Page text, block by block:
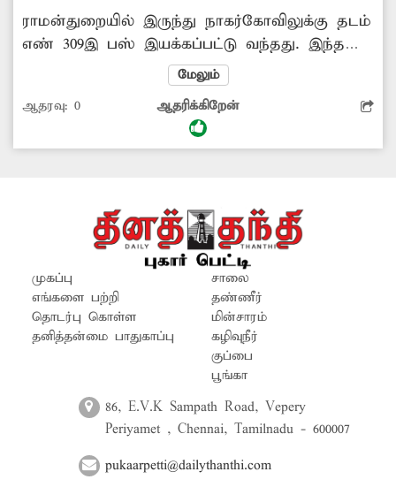
ராமன்துறையில் இருந்து நாகர்கோவிலுக்கு தடம்
எண் 309இ பஸ் இயக்கப்பட்டு வந்தது. இந்த
பஸ் மூலம் கல்லூரி மாணவ-மாணவிகள், அரசு
மற்றும் தனியார் நிறுவன ஊழியர்கள் மிகவும்
பயனடைந்து வந்தனர். தற்போது இந்த பஸ்
ரத்து செய்யப்பட்டுள்ளது. இதனால், இந்த
செய்யப்பட்ட பஸ்சை மீண்டும் இயக்க
அதிகாரிகள் நடவடிக்கை எடுக்க வேண்டும்.
இனபன்ட் தாஸ், இனயம்.
மேலும்
ஆதரவு: 0 ஆதரிக்கிறேன்
முகப்பு
எங்களை பற்றி
தொடர்பு கொள்ள
தனித்தன்மை பாதுகாப்பு
சாலை
தண்ணீர்
மின்சாரம்
கழிவுநீர்
குப்பை
பூங்கா
86, E.V.K Sampath Road, Vepery
Periyamet , Chennai, Tamilnadu - 600007
pukaarpetti@dailythanthi.com